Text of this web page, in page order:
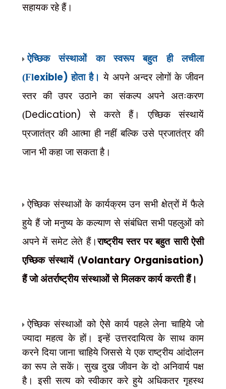
सहायक रहे हैं।
ऐच्छिक संस्थाओं का स्वरूप बहुत ही लचीला
(Flexible)होता है।ये अपने अन्दर लोगों के जीवन
स्तर की उपर उठाने का संकल्प अपने अतःकरण
(Dedication)से करते हैं। एच्छिक संस्थायें
प्रजातंत्र की आत्मा ही नहीं बल्कि उसे प्रजातंत्र की
जान भी कहा जा सकता है।
ऐच्छिक संस्थाओं के कार्यक्रम उन सभी क्षेत्रों में फैले
हुये हैं जो मनुष्य के कल्याण से संबंधित सभी पहलुओंको
अपने में समेट लेते हैं।राष्ट्रीय स्तर पर बहुत सारी ऐसी
एच्छिक संस्थायें (Volantary Organisation)
हैं जोअंतर्राष्ट्रीय संस्थाओं से मिलकर कार्य करती हैं।
ऐच्छिक संस्थाओं को ऐसे कार्य पहले लेना चाहिये जो
ज्यादा महत्वके हों। इन्हें उत्तरदायित्व के साथ काम
करने दिया जाना चाहिये जिससे ये एक राष्ट्रीय आंदोलन
का रूप ले सकें। सुख दुख जीवन के दो अनिवार्य पक्ष
है। इसी सत्य को स्वीकार करे हुये अधिकतर गृहस्थ